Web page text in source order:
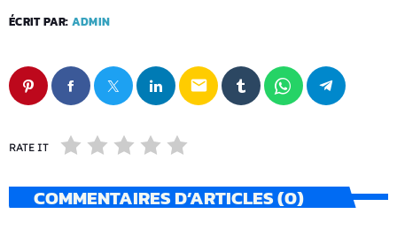
ÉCRIT PAR: ADMIN
email
RATE IT
COMMENTAIRES D’ARTICLES (0)